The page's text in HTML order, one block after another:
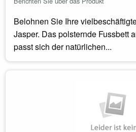
Belohnen Sie Ihre
Jasper. Das polsternde Fussbett
passt sich der natürlichen...